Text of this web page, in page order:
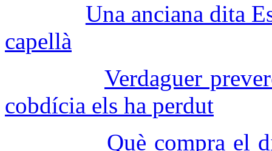
Una anciana dita
capellà
Verdaguer
cobdícia els ha perdut
Què compra el